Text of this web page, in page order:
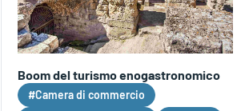
Boom del turismo enogastronomico
#Camera di commercio